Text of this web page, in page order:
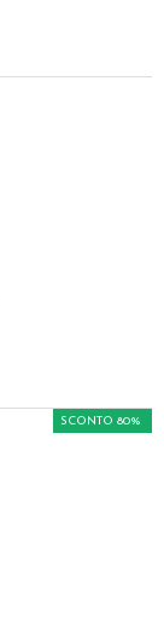
SCONTO 80%